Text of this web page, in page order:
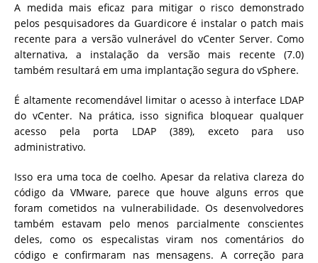
A medida mais eficaz para mitigar o risco demonstrado
pelos pesquisadores da Guardicore é instalar o patch mais
recente para a versão vulnerável do vCenter Server. Como
alternativa, a instalação da versão mais recente (7.0)
também resultará em uma implantação segura do vSphere.
É altamente recomendável limitar o acesso à interface LDAP
do vCenter. Na prática, isso significa bloquear qualquer
acesso pela porta LDAP (389), exceto para uso
administrativo.
Isso era uma toca de coelho. Apesar da relativa clareza do
código da VMware, parece que houve alguns erros que
foram cometidos na vulnerabilidade. Os desenvolvedores
também estavam pelo menos parcialmente conscientes
deles, como os especalistas viram nos comentários do
código e confirmaram nas mensagens. A correção para